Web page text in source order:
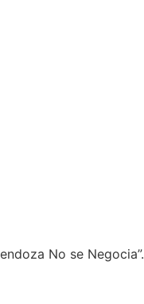
No se Negocia”.